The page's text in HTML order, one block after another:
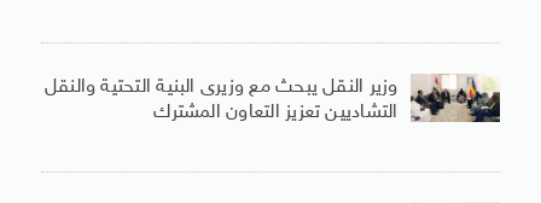
وزير النقل يبحث مع وزيرى البنية التحتية والنقل
التشاديين تعزيز التعاون المشترك